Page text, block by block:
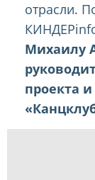
отрасли.
Михаилу
проекта